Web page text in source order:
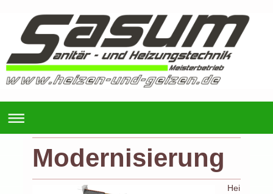
Modernisierung
Hei